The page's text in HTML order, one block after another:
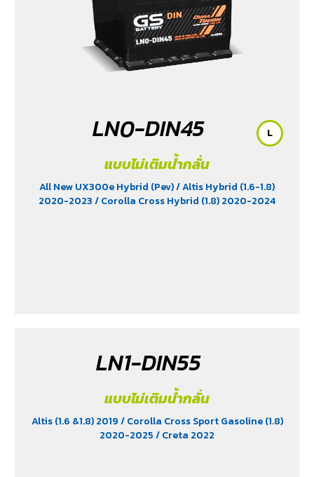
LN0-DIN45
แบบไม่เติมน้ำกลั่น
All New UX300e Hybrid (Pev)/ Altis Hybrid (1.6-1.8)
2020-2023/ Corolla Cross Hybrid (1.8) 2020-2024
L
LN1-DIN55
แบบไม่เติมน้ำกลั่น
Altis (1.6 &1.8) 2019/ Corolla Cross Sport Gasoline (1.8)
2020-2025/ Creta 2022